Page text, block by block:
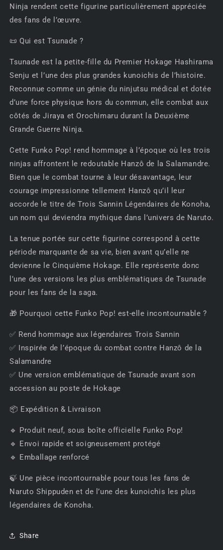
Ninja rendent cette figurine particulièrement appréciée
des fans de l’œuvre.
📜 Qui est Tsunade ?
Tsunade est la petite-fille du Premier Hokage Hashirama
Senju et l’une des plus grandes kunoichis de l’histoire.
Reconnue comme un génie du ninjutsu médical et dotée
d’une force physique hors du commun, elle combat aux
côtés de Jiraya et Orochimaru durant la Deuxième
Grande Guerre Ninja.
Cette Funko Pop! rend hommage à l’époque où les trois
ninjas affrontent le redoutable Hanzô de la Salamandre.
Bien que le combat tourne à leur désavantage, leur
courage impressionne tellement Hanzô qu’il leur
accorde le titre de Trois Sannin Légendaires de Konoha,
un nom qui deviendra mythique dans l’univers de Naruto.
La tenue portée sur cette figurine correspond à cette
période marquante de sa vie, bien avant qu’elle ne
devienne le Cinquième Hokage. Elle représente donc
l’une des versions les plus emblématiques de Tsunade
pour les fans de la saga.
🎁 Pourquoi cette Funko Pop! est-elle incontournable ?
✅ Rend hommage aux légendaires Trois Sannin
✅ Inspirée de l’époque du combat contre Hanzô de la
Salamandre
✅ Une version emblématique de Tsunade avant son
accession au poste de Hokage
📦 Expédition & Livraison
🔹 Produit neuf, sous boîte officielle Funko Pop!
🔹 Envoi rapide et soigneusement protégé
🔹 Emballage renforcé
🍃 Une pièce incontournable pour tous les fans de
Naruto Shippuden et de l’une des kunoichis les plus
légendaires de Konoha.
Share